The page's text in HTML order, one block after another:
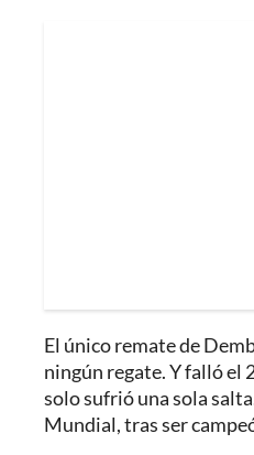
El único remate de
ningún regate. Y falló el
solo sufrió una sola
Mundial, tras ser